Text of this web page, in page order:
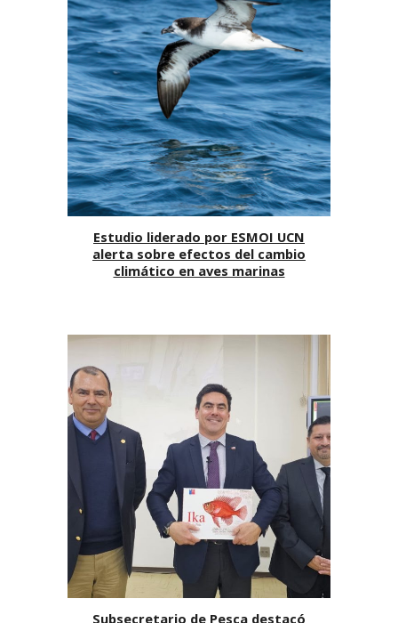
Estudio liderado por ESMOI UCN
alerta sobre efectos del cambio
climático en aves marinas
Subsecretario de Pesca destacó